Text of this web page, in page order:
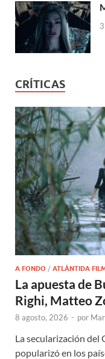
CRÍTICAS
A FONDO / ATLÁNTIDA
La apuesta de
Righi, Matteo
8 agosto, 2026 - por
La secularización del
popularizó en los